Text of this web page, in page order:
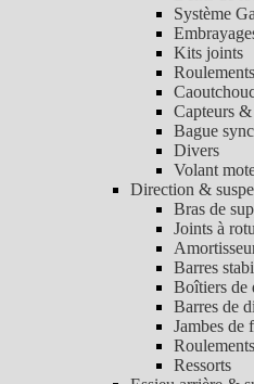
Système
Kits joints
Roulements
Capteurs &
Bague
Divers
Volant
Direction &
Bras de
Joints à
Barres
Boîtiers de
Barres de
Jambes de
Ressorts